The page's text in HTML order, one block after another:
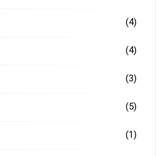
(4)
(4)
(3)
(5)
(1)